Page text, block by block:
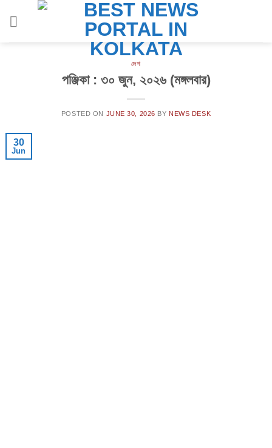
দেশ
পঞ্জিকা : ৩০ জুন, ২০২৬ (মঙ্গলবার)
POSTED ON JUNE 30, 2026 BY NEWS DESK
30
Jun